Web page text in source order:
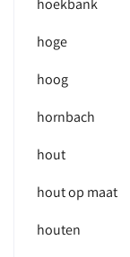
hoekbank
hoge
hoog
hornbach
hout
hout op maat
houten